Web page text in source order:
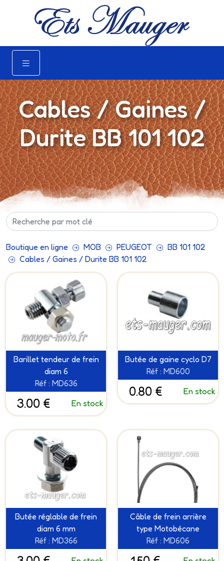
Cables / Gaines /
Durite BB 101 102
Boutique en ligne MOB PEUGEOT
BB 101 102
Cables / Gaines / Durite BB 101 102
Barillet tendeur de frein
diam 6
Réf : MD636
3.00 € En stock
Butée de gaine cyclo D7
Réf : MD600
0.80 € En stock
Butée réglable de frein
diam 6 mm
Réf : MD366
Câble de frein arrière
type Motobécane
Réf : MD606